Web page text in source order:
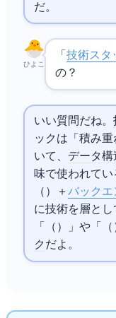
だ。
ひよこ
「 技術スタ
の？
いい質問だね。
ックは「積み
いて、 データ構
味で使われてい
（ ）＋バックエ
に技術を層とし
「
（ ）」や「 （
ク だよ。